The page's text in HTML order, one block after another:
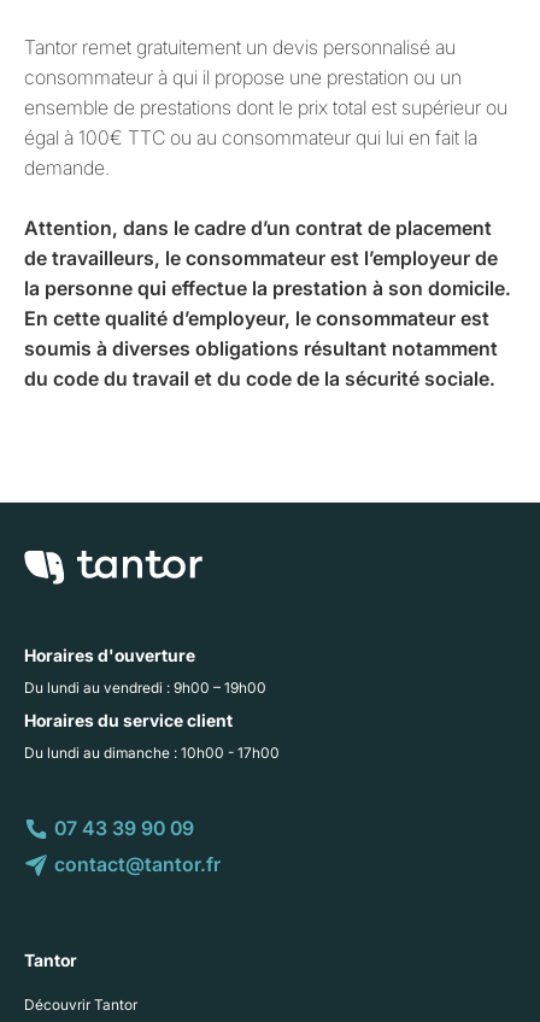
Tantor remet gratuitement un devis personnalisé au
consommateur à qui il propose une prestation ou un
ensemble de prestations dont le prix total est supérieur ou
égal à 100€ TTC ou au consommateur qui lui en fait la
demande.
Attention, dans le cadre d’un contrat de placement
de travailleurs, le consommateur est l’employeur de
la personne qui effectue la prestation à son domicile.
En cette qualité d’employeur, le consommateur est
soumis à diverses obligations résultant notamment
du code du travail et du code de la sécurité sociale.
Horaires d'ouverture
Du lundi au vendredi : 9h00 – 19h00
Horaires du service client
Du lundi au dimanche : 10h00 - 17h00
07 43 39 90 09
contact@tantor.fr
Tantor
Découvrir Tantor